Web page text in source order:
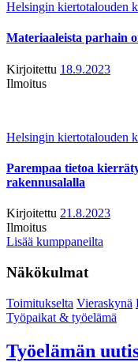
Helsingin kiertotalouden
Materiaaleista parhain
Kirjoitettu 18.9.2023
Ilmoitus
Helsingin kiertotalouden
Parempaa tietoa
rakennusalalla
Kirjoitettu 21.8.2023
Ilmoitus
Lisää kumppaneilta
Näkökulmat
Toimitukselta Vieraskynä
Työpaikat & työelämä
Työelämän